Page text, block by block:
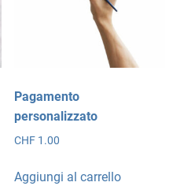
Pagamento
personalizzato
CHF 1.00
Aggiungi al carrello